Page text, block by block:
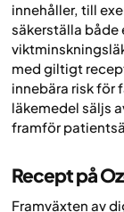
innehåller, till
säkerställa både
med giltigt
innebära risk för
läkemedel säljs
framför
Recept på
Framväxten av